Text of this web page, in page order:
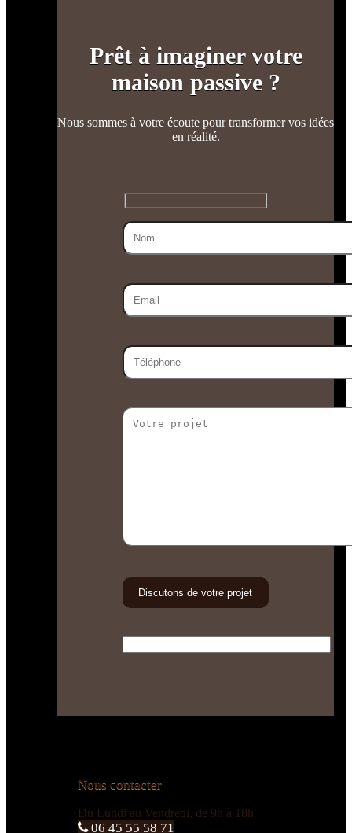
Prêt à imaginer votre
maison passive ?
Nous sommes à votre écoute pour transformer vos idées
en réalité.
Nous contacter
Du Lundi au Vendredi, de 9h à 18h
06 45 55 58 71